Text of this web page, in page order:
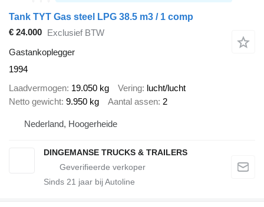
Tank TYT Gas steel LPG 38.5 m3 / 1 comp
€ 24.000 Exclusief BTW
Gastankoplegger
1994
Laadvermogen 19.050 kg Vering lucht/lucht
Netto gewicht 9.950 kg Aantal assen 2
Nederland, Hoogerheide
DINGEMANSE TRUCKS & TRAILERS
Sinds 21 jaar bij Autoline